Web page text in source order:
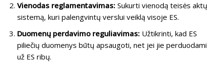
Vienodas reglamentavimas: Sukurti vienodą teisės aktų
sistemą, kuri palengvintų verslui veiklą visoje ES.
Duomenų perdavimo reguliavimas: Užtikrinti, kad ES
piliečių duomenys būtų apsaugoti, net jei jie perduodami
už ES ribų.